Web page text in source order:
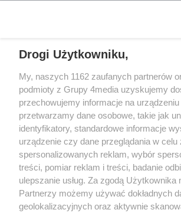
Reklama Kontakt Regulamin
Regulamin prenumeraty
Zapisz się do
Dołącz do grona ludzi najlepiej
Zapisz się »
Drogi Użytkowniku,
My, naszych 1162 zaufanych partnerów
podmioty z Grupy 4media uzyskujemy
przechowujemy informacje na urządzeniu
przetwarzamy dane osobowe, takie jak
identyfikatory, standardowe informacje
urządzenie czy dane przeglądania w celu
spersonalizowanych reklam, wybór
treści, pomiar reklam i treści, badanie
ulepszanie usług. Za zgodą Użytkownika
Partnerzy możemy używać dokładnych
geolokalizacyjnych oraz aktywnie